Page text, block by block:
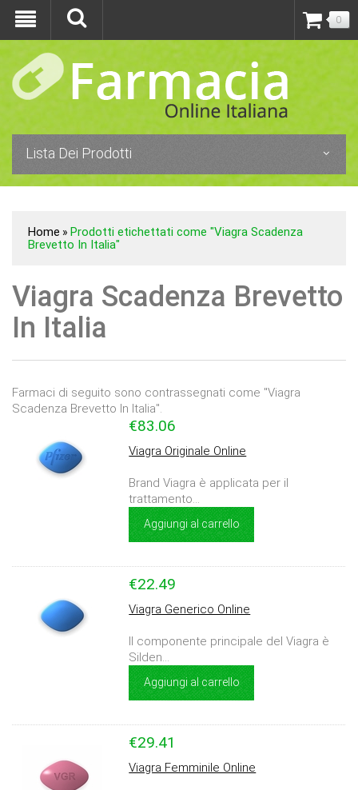
0
Lista Dei Prodotti
Home » Prodotti etichettati come "Viagra Scadenza
Brevetto In Italia"
Viagra Scadenza Brevetto
In Italia
Farmaci di seguito sono contrassegnati come "Viagra
Scadenza Brevetto In Italia".
€83.06
Viagra Originale Online
Brand Viagra è applicata per il
trattamento...
Aggiungi al carrello
€22.49
Viagra Generico Online
Il componente principale del Viagra è
Silden...
Aggiungi al carrello
€29.41
Viagra Femminile Online